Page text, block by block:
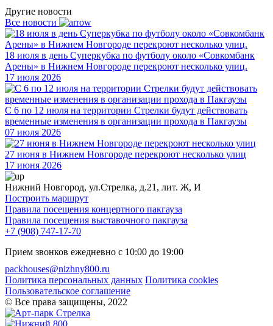
Другие новости
Все новости
18 июля в день Суперкубка по футболу около «Совкомбанк
Арены» в Нижнем Новгороде перекроют несколько улиц.
17 июля 2026
С 6 по 12 июля на территории Стрелки будут действовать
временные изменения в организации прохода в Пакгаузы
07 июля 2026
27 июня в Нижнем Новгороде перекроют несколько улиц
17 июня 2026
Нижний Новгород, ул.Стрелка, д.21, лит. Ж, И
Построить маршрут
Правила посещения концертного пакгауза
Правила посещения выставочного пакгауза
+7 (908) 747-17-70
Прием звонков ежедневно с 10:00 до 19:00
packhouses@nizhny800.ru
Политика персональных данных Политика cookies
Пользовательское соглашение
© Все права защищены, 2022